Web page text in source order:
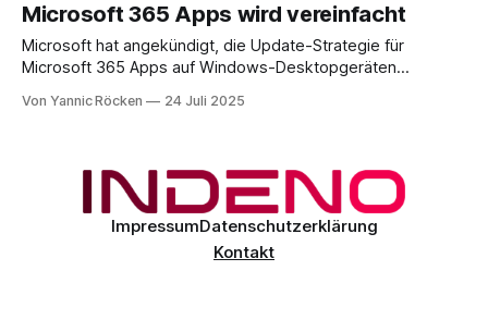
Microsoft 365 Apps wird vereinfacht
Microsoft hat angekündigt, die Update-Strategie für
Microsoft 365 Apps auf Windows-Desktopgeräten
steht der schrittweise Rückzug des Semi-Annual Enterprise
* Semi-Annual Enterprise Channel (Extended)
Von Yannic Röcken 24 Juli 2025
ImpressumDatenschutzerklärung
Kontakt